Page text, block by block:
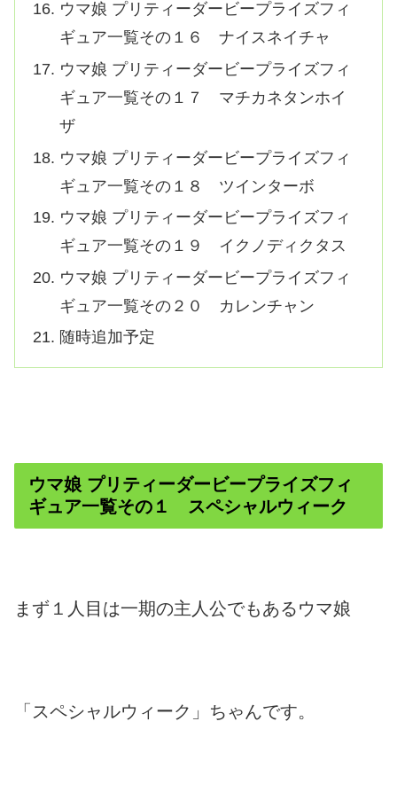
ウマ娘 プリティーダービープライズフィ
ギュア一覧その１６ ナイスネイチャ
ウマ娘 プリティーダービープライズフィ
ギュア一覧その１７ マチカネタンホイ
ザ
ウマ娘 プリティーダービープライズフィ
ギュア一覧その１８ ツインターボ
ウマ娘 プリティーダービープライズフィ
ギュア一覧その１９ イクノディクタス
ウマ娘 プリティーダービープライズフィ
ギュア一覧その２０ カレンチャン
随時追加予定
ウマ娘 プリティーダービープライズフィ
ギュア一覧その１ スペシャルウィーク
まず１人目は一期の主人公でもあるウマ娘
「スペシャルウィーク」ちゃんです。